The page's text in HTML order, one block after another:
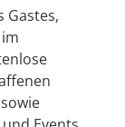
Gastes,